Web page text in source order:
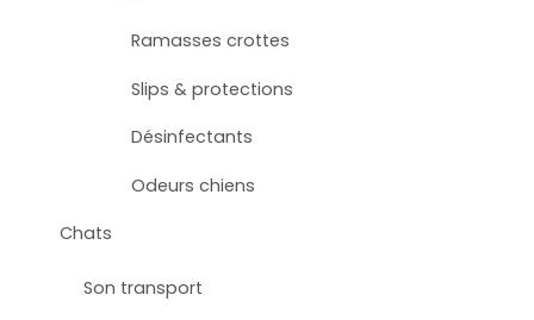
Ramasses crottes
Slips & protections
Désinfectants
Odeurs chiens
Chats
Son transport